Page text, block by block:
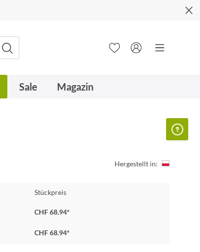
Sale Magazin
Hergestellt in:
Stückpreis
CHF 68.94*
CHF 68.94*